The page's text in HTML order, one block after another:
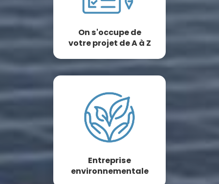
On s'occupe de
votre projet de A à Z
Entreprise
environnementale